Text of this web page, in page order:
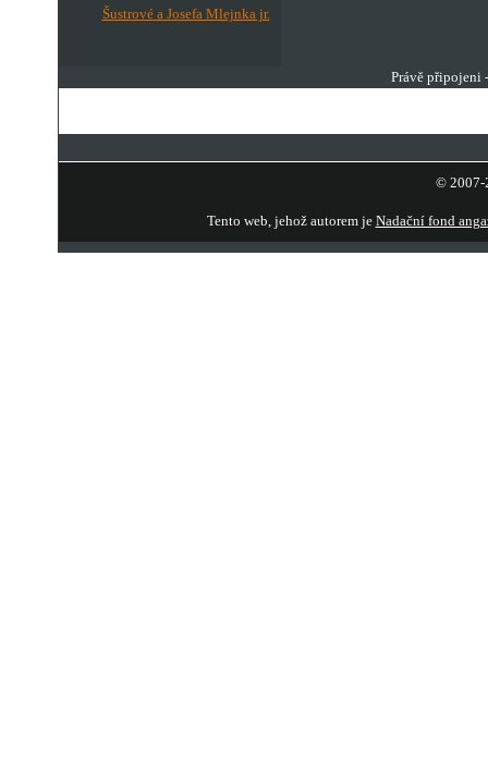
Šustrové a Josefa Mlejnka jr.
Právě připojeni
© 2007-
Tento web, jehož autorem je Nadační fond